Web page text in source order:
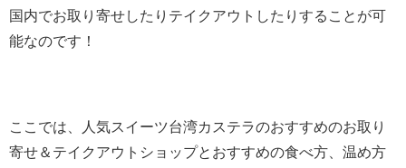
国内でお取り寄せしたりテイクアウトしたりすることが可
能なのです！
ここでは、人気スイーツ台湾カステラのおすすめのお取り
寄せ＆テイクアウトショップとおすすめの食べ方、温め方